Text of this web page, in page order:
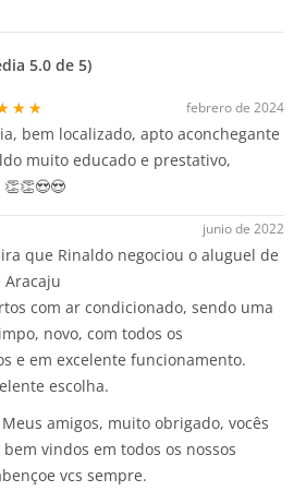
5.0 de 5)
febrero de 2024
bem localizado, apto aconchegante
muito educado e prestativo,
junio de 2022
que Rinaldo negociou o aluguel de
com ar condicionado, sendo uma
novo, com todos os
e em excelente funcionamento.
escolha.
Meus amigos, muito obrigado, vocês
vindos em todos os nossos
vcs sempre.